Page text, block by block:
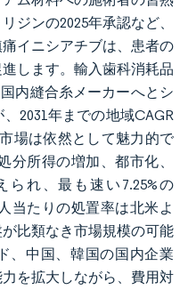
ジンの2025年承認など、
イニシアチブは、患者の
します。輸入歯科消耗品
内縫合糸メーカーへとシ
2031年までの地域CAGR
場は依然として魅力的で
分所得の増加、都市化、
れ、最も速い7.25%の
当たりの処置率は北米よ
比類なき市場規模の可能
、中国、韓国の国内企業
を拡大しながら、費用対